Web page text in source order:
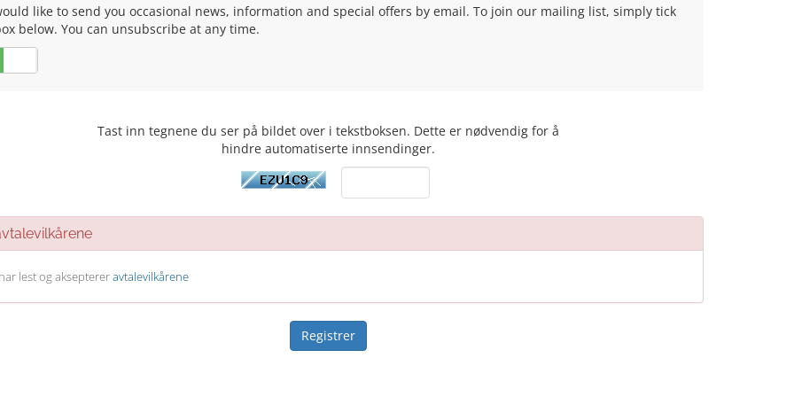
like to send you occasional news, information and special offers by email. To join our mailing list, simply tick
below. You can unsubscribe at any time.
Tast inn tegnene du ser på bildet over i tekstboksen. Dette er nødvendig for å
hindre automatiserte innsendinger.
lest og akseptereravtalevilkårene